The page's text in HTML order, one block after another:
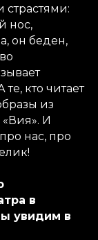
нос,
он беден,
кто читает
из
И
нас, про
в
увидим в